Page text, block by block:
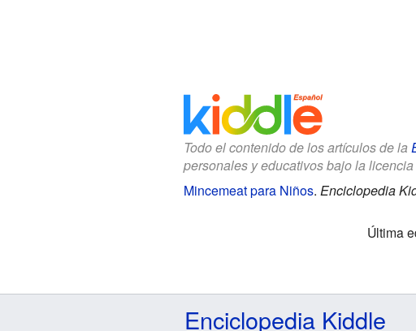
Todo el contenido de los artículos de la
personales y educativos bajo la licencia
Mincemeat para Niños. Enciclopedia
Última
Enciclopedia Kiddle